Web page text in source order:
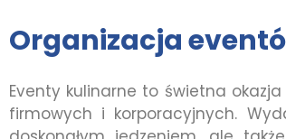
Organizacja
Eventy kulinarne to świetna
firmowych i korporacyjnych.